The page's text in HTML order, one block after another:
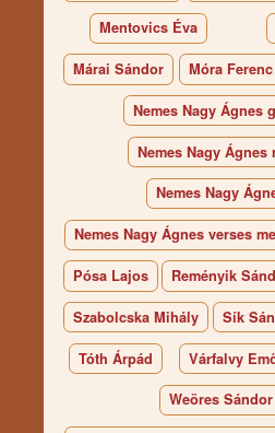
Mentovics Éva
Márai Sándor Móra Ferenc
Nemes Nagy Ágnes
Nemes Nagy Ágnes
Nemes Nagy
Nemes Nagy Ágnes verses
Pósa Lajos Reményik
Szabolcska Mihály Sík
Tóth Árpád Várfalvy
Weöres